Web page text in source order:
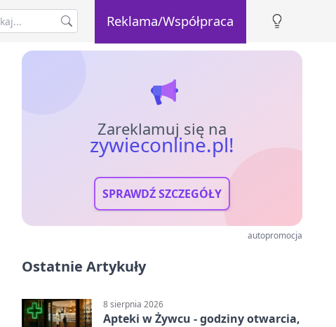
Reklama/Współpraca
Zareklamuj się na
zywieconline.pl!
SPRAWDŹ SZCZEGÓŁY
autopromocja
Ostatnie Artykuły
8 sierpnia 2026
Apteki w Żywcu - godziny otwarcia,